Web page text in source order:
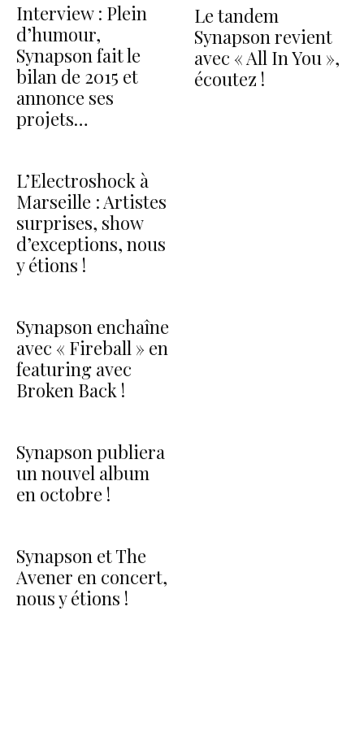
Interview : Plein
d’humour,
Synapson fait le
bilan de 2015 et
annonce ses
projets…
L’Electroshock à
Marseille : Artistes
surprises, show
d’exceptions, nous
y étions !
Synapson enchaîne
avec « Fireball » en
featuring avec
Broken Back !
Synapson publiera
un nouvel album
en octobre !
Synapson et The
Avener en concert,
nous y étions !
Le tandem
Synapson revient
avec « All In You »,
écoutez !